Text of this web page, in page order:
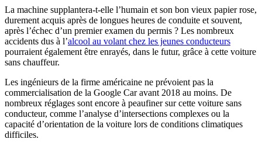
La machine supplantera-t-elle l’humain et son bon vieux papier rose,
durement acquis après de longues heures de conduite et souvent,
après l’échec d’un premier examen du permis ? Les nombreux
accidents dus à l’alcool au volant chez les jeunes conducteurs
pourraient également être enrayés, dans le futur, grâce à cette voiture
sans chauffeur.
Les ingénieurs de la firme américaine ne prévoient pas la
commercialisation de la Google Car avant 2018 au moins. De
nombreux réglages sont encore à peaufiner sur cette voiture sans
conducteur, comme l’analyse d’intersections complexes ou la
capacité d’orientation de la voiture lors de conditions climatiques
difficiles.